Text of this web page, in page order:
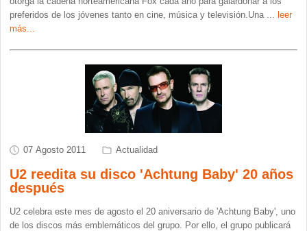
preferidos de los jóvenes tanto en cine, música y televisión.Una
leer
más...
07 Agosto 2011 Actualidad
U2 reedita su disco 'Achtung Baby' 20 años
después
U2 celebra este mes de agosto el 20 aniversario de 'Achtung Baby', uno
de los discos más emblemáticos del grupo. Por ello, el grupo publicará